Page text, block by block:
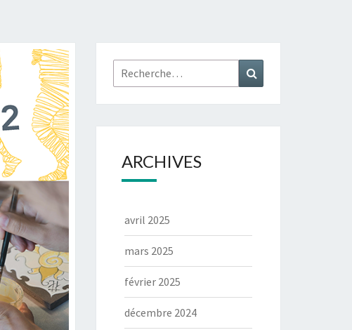
ARCHIVES
avril 2025
mars 2025
février 2025
décembre 2024